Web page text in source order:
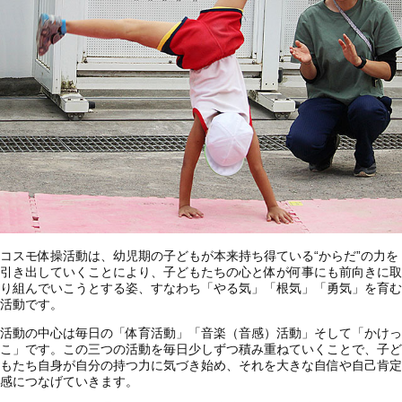
コスモ体操活動は、幼児期の子どもが本来持ち得ている“からだ”の力を
引き出していくことにより、子どもたちの心と体が何事にも前向きに取
り組んでいこうとする姿、すなわち「やる気」「根気」「勇気」を育む
活動です。
活動の中心は毎日の「体育活動」「音楽（音感）活動」そして「かけっ
こ」です。この三つの活動を毎日少しずつ積み重ねていくことで、子ど
もたち自身が自分の持つ力に気づき始め、それを大きな自信や自己肯定
感につなげていきます。